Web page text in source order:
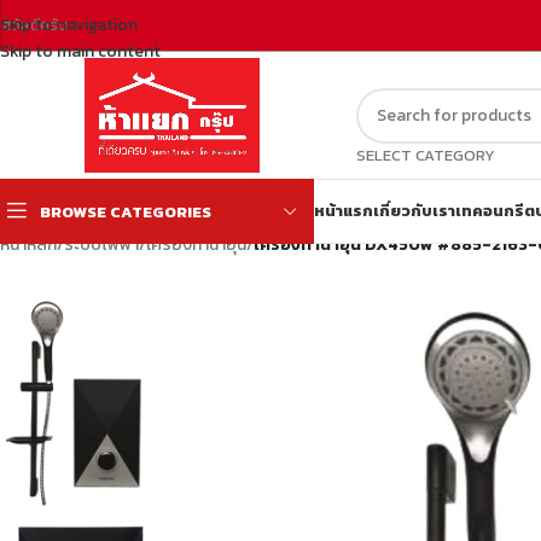
Skip to navigation
Skip to main content
สวัสดีครับ
SELECT CATEGORY
BROWSE CATEGORIES หน้าแรกเกี่ยวกับเราเทคอนกรีต
หน้าหลัก/ระบบไฟฟ้า/เครื่องทำน้ำอุ่น/เครื่องทำน้ำอุ่น DX450w #885-